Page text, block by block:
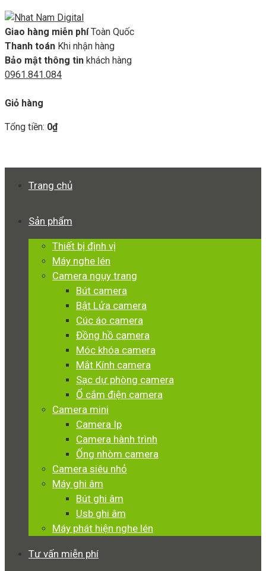
Giao hàng miễn phí Toàn Quốc
Thanh toán Khi nhận hàng
Bảo mật thông tin khách hàng
0961.841.084
Giỏ hàng
Tổng tiền: 0₫
Trang chủ
Sản phẩm
Thiết bị định vị
Máy nghe lén
Camera ngụy trang
Bút camera
Bật Lửa camera
Cúc áo camera
Đồng hồ camera
Móc khóa camera
Mắt Kính camera
Sạc dự phòng camera
Ổ cắm điện camera
Camera mini
Camera Ip
Camera hành trình
Ống nhòm camera
Camera siêu nhỏ
Máy ghi âm
Bút ghi âm
Usb ghi âm
Máy phát hiện nghe lén
Tư vấn miễn phí